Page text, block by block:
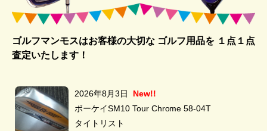
ゴルフマンモスはお客様の大切な ゴルフ用品を１点１点
査定いたします！
2026年8月3日
New!!
ボーケイSM10 Tour Chrome 58-04T
タイトリスト